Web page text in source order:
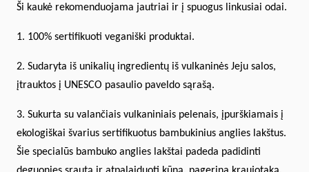
Ši kaukė rekomenduojama jautriai ir į spuogus linkusiai odai.
1. 100% sertifikuoti veganiški produktai.
2. Sudaryta iš unikalių ingredientų iš vulkaninės Jeju salos,
įtrauktos į UNESCO pasaulio paveldo sąrašą.
3. Sukurta su valančiais vulkaniniais pelenais, įpurškiamais į
ekologiškai švarius sertifikuotus bambukinius anglies lakštus.
Šie specialūs bambuko anglies lakštai padeda padidinti